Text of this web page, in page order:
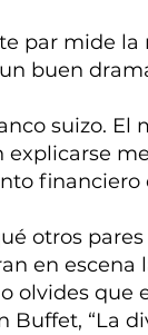
par mide
buen
suizo. El
financiero
otros
en escena
olvides que
“La